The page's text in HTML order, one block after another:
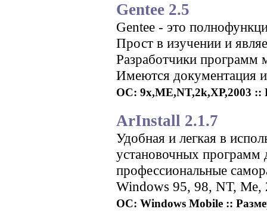
Gentee 2.5
Gentee - это
Прост в изучении и
Разработчики программ
Имеются документация
ОС: 9x,ME,NT,2k,XP,2003 ::
ArInstall 2.1.7
Удобная и легкая в
установочных программ
профессиональные
Windows 95, 98, NT, Me,
ОС: Windows Mobile ::